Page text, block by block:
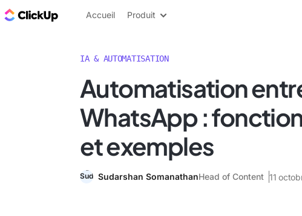
ClickUp Blog
Accueil Produit
IA & AUTOMATISATION
Automatisation
WhatsApp :
et exemples
Sudarshan SomanathanHead of Content 11